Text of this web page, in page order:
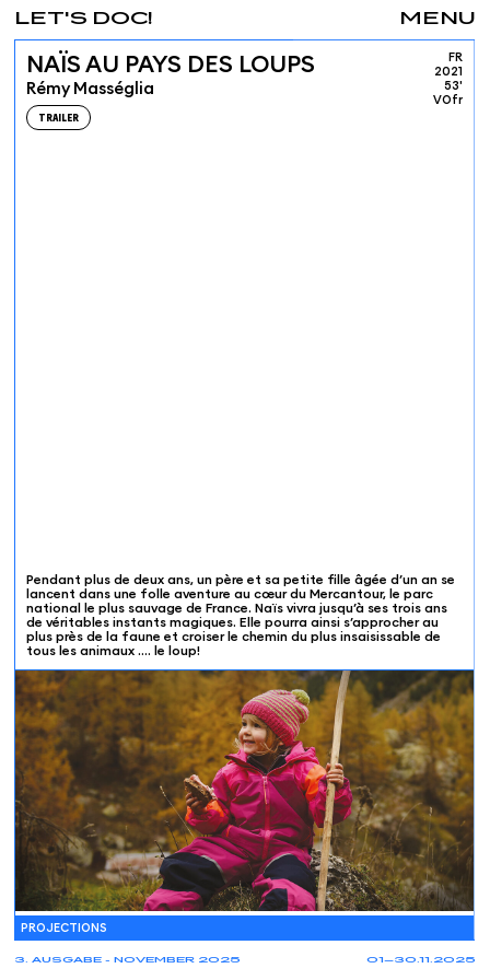
01—30.11.2025
3. AUSGABE - NOVEMBER 2025
MENU
LET'S DOC!
NAÏS AU PAYS DES LOUPS
Rémy Masséglia
TRAILER
FR
2021
53'
VOfr
Pendant plus de deux ans, un père et sa petite fille âgée d’un an se
lancent dans une folle aventure au cœur du Mercantour, le parc
national le plus sauvage de France. Naïs vivra jusqu’à ses trois ans
de véritables instants magiques. Elle pourra ainsi s’approcher au
plus près de la faune et croiser le chemin du plus insaisissable de
tous les animaux …. le loup!
PROJECTIONS